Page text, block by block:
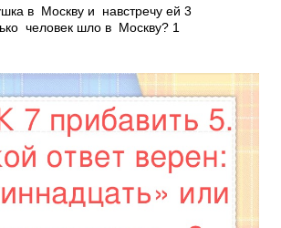
в Москву и навстречу ей 3
человек шло в Москву? 1